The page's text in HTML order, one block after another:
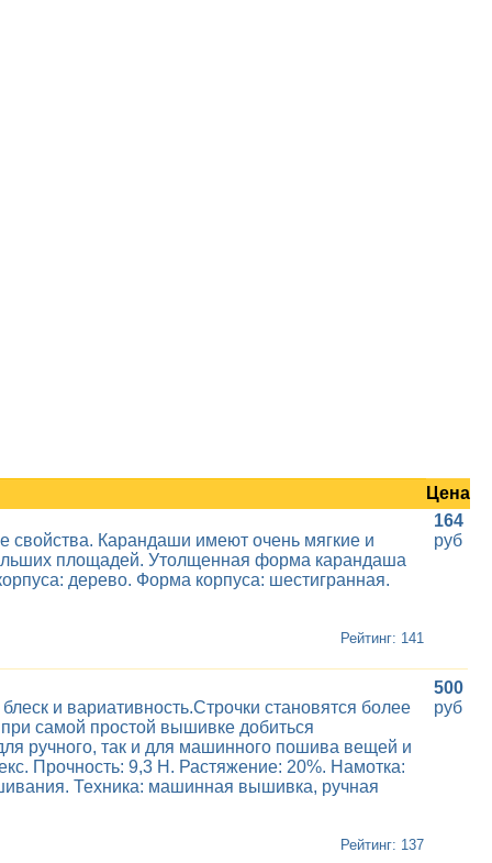
Цена
свойства. Карандаши имеют очень мягкие и
площадей. Утолщенная форма карандаша
дерево. Форма корпуса: шестигранная.
Рейтинг: 141
164
руб
и вариативность.Строчки становятся более
самой простой вышивке добиться
ручного, так и для машинного пошива вещей и
Прочность: 9,3 Н. Растяжение: 20%. Намотка:
Техника: машинная вышивка, ручная
Рейтинг: 137
500
руб